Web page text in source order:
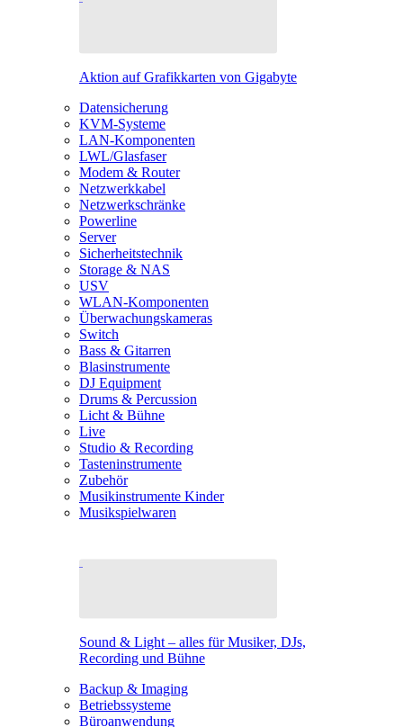
Aktion auf Grafikkarten von Gigabyte
Datensicherung
KVM-Systeme
LAN-Komponenten
LWL/Glasfaser
Modem & Router
Netzwerkkabel
Netzwerkschränke
Powerline
Server
Sicherheitstechnik
Storage & NAS
USV
WLAN-Komponenten
Überwachungskameras
Switch
Bass & Gitarren
Blasinstrumente
DJ Equipment
Drums & Percussion
Licht & Bühne
Live
Studio & Recording
Tasteninstrumente
Zubehör
Musikinstrumente Kinder
Musikspielwaren
Sound & Light – alles für Musiker, DJs,
Recording und Bühne
Backup & Imaging
Betriebssysteme
Büroanwendung